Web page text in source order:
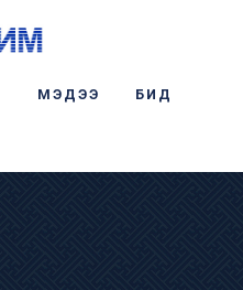
МЭДЭЭ БИД